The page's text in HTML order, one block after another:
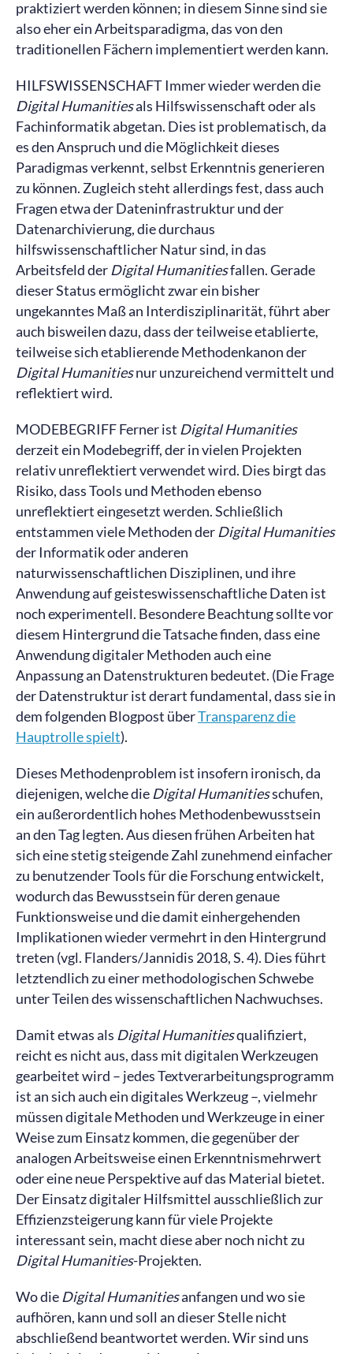
praktiziert werden können; in diesem Sinne sind sie
also eher ein Arbeitsparadigma, das von den
traditionellen Fächern implementiert werden kann.
HILFSWISSENSCHAFT Immer wieder werden die
Digital Humanitiesals Hilfswissenschaft oder als
Fachinformatik abgetan. Dies ist problematisch, da
es den Anspruch und die Möglichkeit dieses
Paradigmas verkennt, selbst Erkenntnis generieren
zu können. Zugleich steht allerdings fest, dass auch
Fragen etwa der Dateninfrastruktur und der
Datenarchivierung, die durchaus
hilfswissenschaftlicher Natur sind, in das
Arbeitsfeld der Digital Humanitiesfallen. Gerade
dieser Status ermöglicht zwar ein bisher
ungekanntes Maß an Interdisziplinarität, führt aber
auch bisweilen dazu, dass der teilweise etablierte,
teilweise sich etablierende Methodenkanon der
Digital Humanitiesnur unzureichend vermittelt und
reflektiert wird.
MODEBEGRIFF Ferner ist Digital Humanities
derzeit ein Modebegriff, der in vielen Projekten
relativ unreflektiert verwendet wird. Dies birgt das
Risiko, dass Tools und Methoden ebenso
unreflektiert eingesetzt werden. Schließlich
entstammen viele Methoden der Digital Humanities
der Informatik oder anderen
naturwissenschaftlichen Disziplinen, und ihre
Anwendung auf geisteswissenschaftliche Daten ist
noch experimentell. Besondere Beachtung sollte vor
diesem Hintergrund die Tatsache finden, dass eine
Anwendung digitaler Methoden auch eine
Anpassung an Datenstrukturen bedeutet. (Die Frage
der Datenstruktur ist derart fundamental, dass sie in
dem folgenden Blogpost überTransparenz die
Hauptrolle spielt).
Dieses Methodenproblem ist insofern ironisch, da
diejenigen, welche die Digital Humanitiesschufen,
ein außerordentlich hohes Methodenbewusstsein
an den Tag legten. Aus diesen frühen Arbeiten hat
sich eine stetig steigende Zahl zunehmend einfacher
zu benutzender Tools für die Forschung entwickelt,
wodurch das Bewusstsein für deren genaue
Funktionsweise und die damit einhergehenden
Implikationen wieder vermehrt in den Hintergrund
treten (vgl. Flanders/Jannidis 2018, S. 4). Dies führt
letztendlich zu einer methodologischen Schwebe
unter Teilen des wissenschaftlichen Nachwuchses.
Damit etwas als Digital Humanitiesqualifiziert,
reicht es nicht aus, dass mit digitalen Werkzeugen
gearbeitet wird – jedes Textverarbeitungsprogramm
ist an sich auch ein digitales Werkzeug –, vielmehr
müssen digitale Methoden und Werkzeuge in einer
Weise zum Einsatz kommen, die gegenüber der
analogen Arbeitsweise einen Erkenntnismehrwert
oder eine neue Perspektive auf das Material bietet.
Der Einsatz digitaler Hilfsmittel ausschließlich zur
Effizienzsteigerung kann für viele Projekte
interessant sein, macht diese aber noch nicht zu
Digital Humanities-Projekten.
Wo die Digital Humanitiesanfangen und wo sie
aufhören, kann und soll an dieser Stelle nicht
abschließend beantwortet werden. Wir sind uns